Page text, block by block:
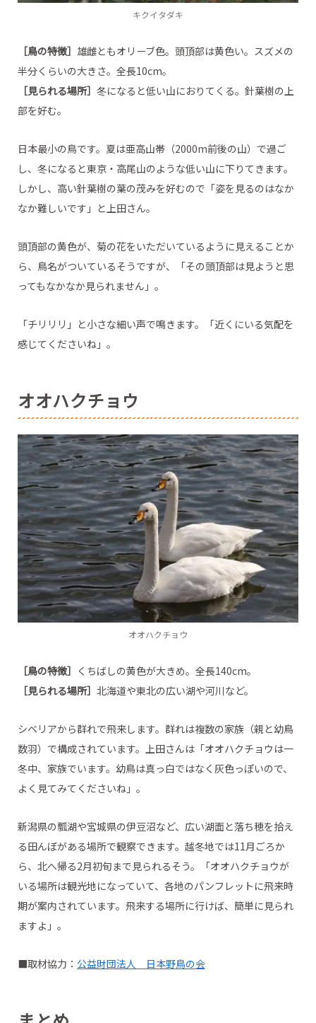
キクイタダキ
［鳥の特徴］ 雄雌ともオリーブ色。頭頂部は黄色い。スズメの
半分くらいの大きさ。全長10cm。
［見られる場所］ 冬になると低い山におりてくる。針葉樹の上
部を好む。
日本最小の鳥です。夏は亜高山帯（2000m前後の山）で過ご
し、冬になると東京・高尾山のような低い山に下りてきます。
しかし、高い針葉樹の葉の茂みを好むので「姿を見るのはなか
なか難しいです」と上田さん。
頭頂部の黄色が、菊の花をいただいているように見えることか
ら、鳥名がついているそうですが、「その頭頂部は見ようと思
ってもなかなか見られません」。
「チリリリ」と小さな細い声で鳴きます。「近くにいる気配を
感じてくださいね」。
オオハクチョウ
オオハクチョウ
［鳥の特徴］ くちばしの黄色が大きめ。全長140cm。
［見られる場所］ 北海道や東北の広い湖や河川など。
シベリアから群れで飛来します。群れは複数の家族（親と幼鳥
数羽）で構成されています。上田さんは「オオハクチョウは一
冬中、家族でいます。幼鳥は真っ白ではなく灰色っぽいので、
よく見てみてくださいね」。
新潟県の瓢湖や宮城県の伊豆沼など、広い湖面と落ち穂を拾え
る田んぼがある場所で観察できます。越冬地では11月ごろか
ら、北へ帰る2月初旬まで見られるそう。「オオハクチョウが
いる場所は観光地になっていて、各地のパンフレットに飛来時
期が案内されています。飛来する場所に行けば、簡単に見られ
ますよ」。
■取材協力： 公益財団法人 日本野鳥の会